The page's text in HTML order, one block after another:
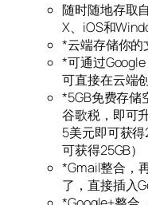
随时随地存取
X、iOS和
*云端存储你
*可通过
可直接在云端
*5GB免费存储
谷歌税，即可
5美元即可获
可获得25GB）
*Gmail整合，
了，直接插入